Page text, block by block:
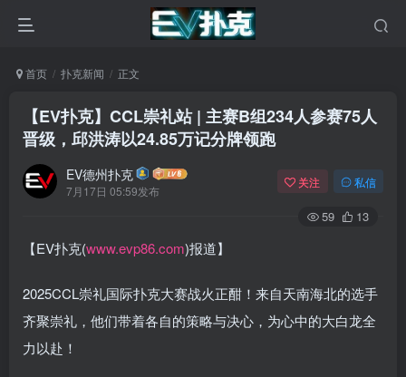
首页 扑克新闻 正文
【EV扑克】CCL崇礼站 | 主赛B组234人参赛75人
晋级，邱洪涛以24.85万记分牌领跑
EV德州扑克
7月17日 05:59发布
关注 私信
59 13
【EV扑克(www.evp86.com)报道】
2025CCL崇礼国际扑克大赛战火正酣！来自天南海北的选手
齐聚崇礼，他们带着各自的策略与决心，为心中的大白龙全
力以赴！